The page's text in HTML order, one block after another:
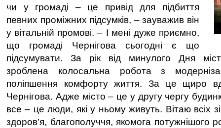
чи у громаді – це привід для підбиття
певних проміжних підсумків, – зауважив він
у вітальній промові. – І мені дуже приємно,
що громаді Чернігова сьогодні є що
підсумувати. За рік від минулого Дня
зроблена колосальна робота з
поліпшення комфорту життя. За це щиро
Чернігова. Адже місто – це у другу чергу
все – це люди, які у ньому живуть. Вітаю всіх
здоров’я, благополуччя, якомога потужнішого